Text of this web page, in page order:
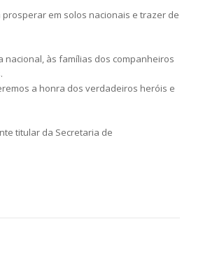
em solos nacionais e trazer de
nacional, às famílias dos companheiros
a honra dos verdadeiros heróis e
titular da Secretaria de